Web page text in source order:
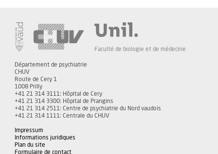
Faculté de biologie et de médecine
Département de psychiatrie
CHUV
Route de Cery 1
1008 Prilly
+41 21 314 3111: Hôpital de Cery
+41 21 314 3300: Hôpital de Prangins
+41 21 314 2511: Centre de psychiatrie du Nord vaudois
+41 21 314 1111: Centrale du CHUV
Impressum
Informations juridiques
Plan du site
Formulaire de contact